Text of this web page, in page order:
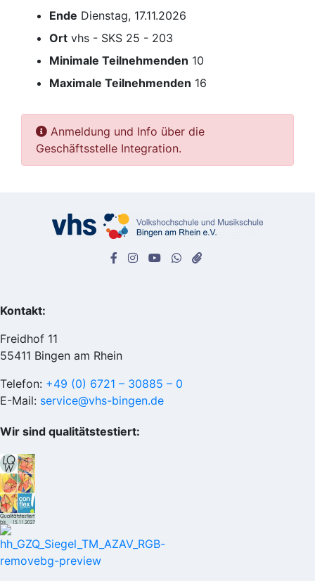
Ende Dienstag, 17.11.2026
Ort vhs - SKS 25 - 203
Minimale Teilnehmenden 10
Maximale Teilnehmenden 16
Anmeldung und Info über die
Geschäftsstelle Integration.
Kontakt:
Freidhof 11
55411 Bingen am Rhein
Telefon: +49 (0) 6721 – 30885 – 0
E-Mail: service@vhs-bingen.de
Wir sind qualitätstestiert: